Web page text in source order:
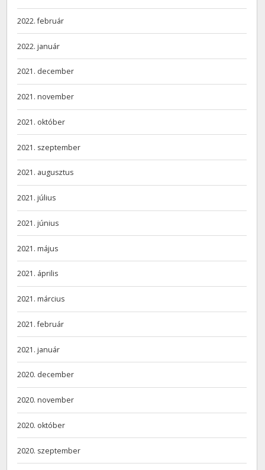
2022. február
2022. január
2021. december
2021. november
2021. október
2021. szeptember
2021. augusztus
2021. július
2021. június
2021. május
2021. április
2021. március
2021. február
2021. január
2020. december
2020. november
2020. október
2020. szeptember